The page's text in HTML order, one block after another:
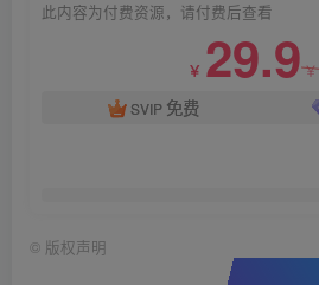
此内容为付费资源，请付费后查看
￥ 29.9￥
SVIP 免费
© 版权声明